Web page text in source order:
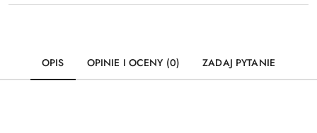
OPIS OPINIE I OCENY (0) ZADAJ PYTANIE